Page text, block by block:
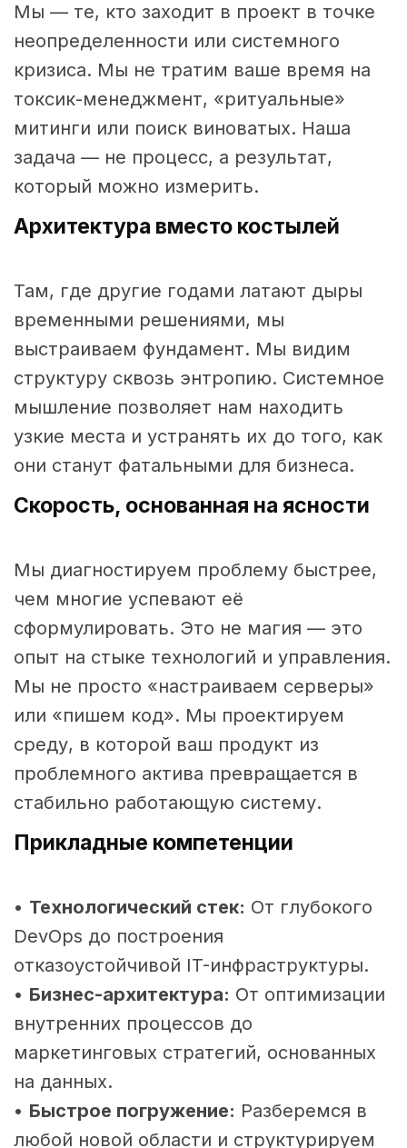
Мы — те, кто заходит в проект в точке
неопределенности или системного
кризиса. Мы не тратим ваше время на
токсик-менеджмент, «ритуальные»
митинги или поиск виноватых. Наша
задача — не процесс, а результат,
который можно измерить.
Архитектура вместо костылей
Там, где другие годами латают дыры
временными решениями, мы
выстраиваем фундамент. Мы видим
структуру сквозь энтропию. Системное
мышление позволяет нам находить
узкие места и устранять их до того, как
они станут фатальными для бизнеса.
Скорость, основанная на ясности
Мы диагностируем проблему быстрее,
чем многие успевают её
сформулировать. Это не магия — это
опыт на стыке технологий и управления.
Мы не просто «настраиваем серверы»
или «пишем код». Мы проектируем
среду, в которой ваш продукт из
проблемного актива превращается в
стабильно работающую систему.
Прикладные компетенции
• Технологический стек: От глубокого
DevOps до построения
отказоустойчивой IT-инфраструктуры.
• Бизнес-архитектура: От оптимизации
внутренних процессов до
маркетинговых стратегий, основанных
на данных.
• Быстрое погружение: Разберемся в
любой новой области и структурируем